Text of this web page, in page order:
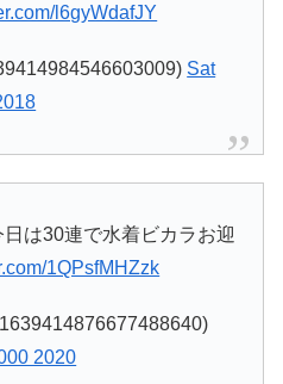
l6gyWdafJY
Sat
は30連で水着ビカラお迎
1QPsfMHZzk
2020